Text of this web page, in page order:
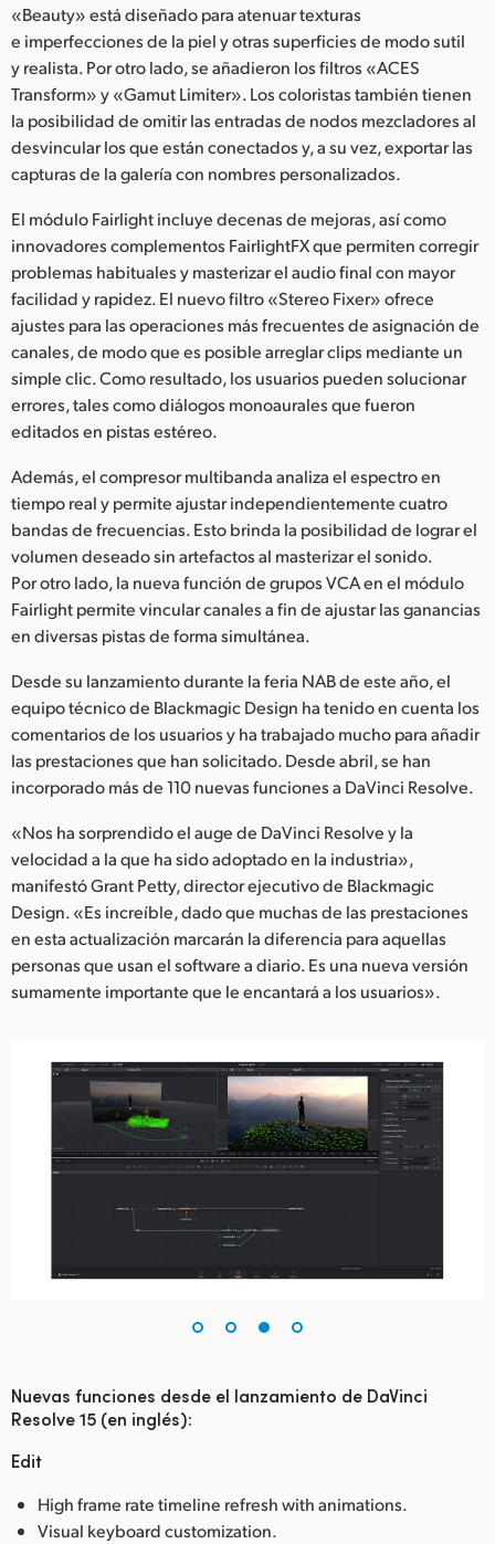
«Beauty» está diseñado para atenuar texturas
e imperfecciones de la piel y otras superficies de modo sutil
y realista. Por otro lado, se añadieron los filtros «ACES
Transform» y «Gamut Limiter». Los coloristas también tienen
la posibilidad de omitir las entradas de nodos mezcladores al
desvincular los que están conectados y, a su vez, exportar las
capturas de la galería con nombres personalizados.
El módulo Fairlight incluye decenas de mejoras, así como
innovadores complementos FairlightFX que permiten corregir
problemas habituales y masterizar el audio final con mayor
facilidad y rapidez. El nuevo filtro «Stereo Fixer» ofrece
ajustes para las operaciones más frecuentes de asignación de
canales, de modo que es posible arreglar clips mediante un
simple clic. Como resultado, los usuarios pueden solucionar
errores, tales como diálogos monoaurales que fueron
editados en pistas estéreo.
Además, el compresor multibanda analiza el espectro en
tiempo real y permite ajustar independientemente cuatro
bandas de frecuencias. Esto brinda la posibilidad de lograr el
volumen deseado sin artefactos al masterizar el sonido.
Por otro lado, la nueva función de grupos VCA en el módulo
Fairlight permite vincular canales a fin de ajustar las ganancias
en diversas pistas de forma simultánea.
Desde su lanzamiento durante la feria NAB de este año, el
equipo técnico de Blackmagic Design ha tenido en cuenta los
comentarios de los usuarios y ha trabajado mucho para añadir
las prestaciones que han solicitado. Desde abril, se han
incorporado más de 110 nuevas funciones a DaVinci Resolve.
«Nos ha sorprendido el auge de DaVinci Resolve y la
velocidad a la que ha sido adoptado en la industria»,
manifestó Grant Petty, director ejecutivo de Blackmagic
Design. «Es increíble, dado que muchas de las prestaciones
en esta actualización marcarán la diferencia para aquellas
personas que usan el software a diario. Es una nueva versión
sumamente importante que le encantará a los usuarios».
Nuevas funciones desde el lanzamiento de DaVinci
Resolve 15 (en inglés):
Edit
High frame rate timeline refresh with animations.
Visual keyboard customization.